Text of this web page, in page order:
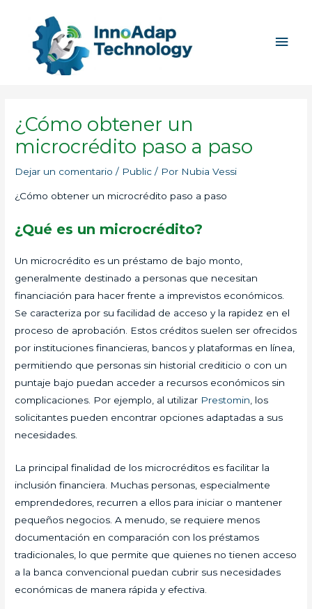
contenido
¿Cómo obtener un
microcrédito paso a paso
Dejar un comentario / Public / Por Nubia Vessi
¿Cómo obtener un microcrédito paso a paso
¿Qué es un microcrédito?
Un microcrédito es un préstamo de bajo monto,
generalmente destinado a personas que necesitan
financiación para hacer frente a imprevistos económicos.
Se caracteriza por su facilidad de acceso y la rapidez en el
proceso de aprobación. Estos créditos suelen ser ofrecidos
por instituciones financieras, bancos y plataformas en línea,
permitiendo que personas sin historial crediticio o con un
puntaje bajo puedan acceder a recursos económicos sin
complicaciones. Por ejemplo, al utilizar Prestomin, los
solicitantes pueden encontrar opciones adaptadas a sus
necesidades.
La principal finalidad de los microcréditos es facilitar la
inclusión financiera. Muchas personas, especialmente
emprendedores, recurren a ellos para iniciar o mantener
pequeños negocios. A menudo, se requiere menos
documentación en comparación con los préstamos
tradicionales, lo que permite que quienes no tienen acceso
a la banca convencional puedan cubrir sus necesidades
económicas de manera rápida y efectiva.